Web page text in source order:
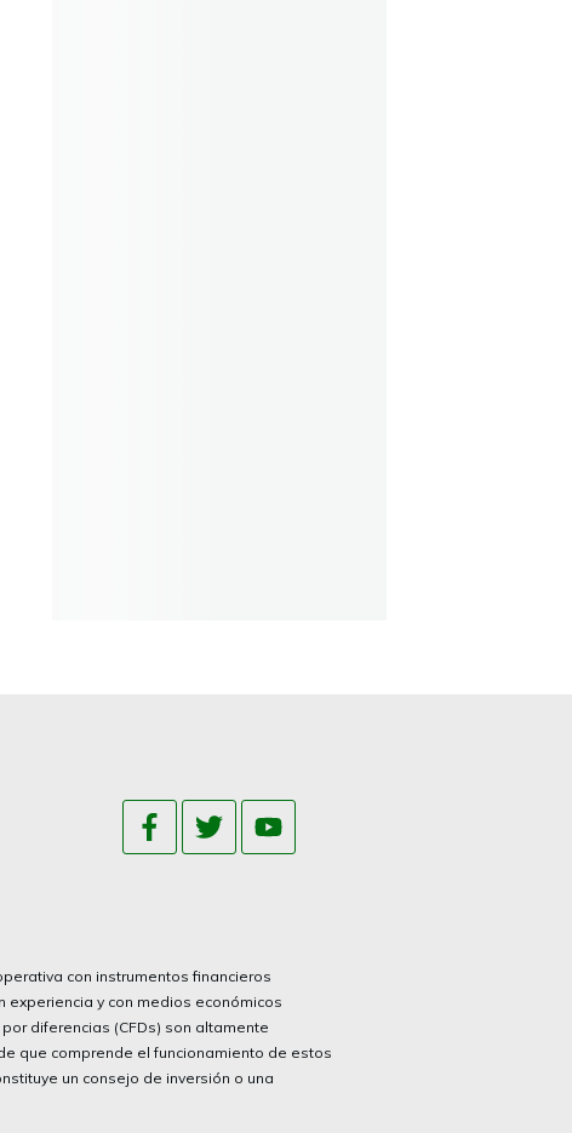
con instrumentos financieros
y con medios económicos
diferencias (CFDs) son altamente
que comprende el funcionamiento de estos
un consejo de inversión o una